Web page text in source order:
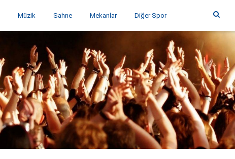
Müzik Sahne Mekanlar Diğer Spor